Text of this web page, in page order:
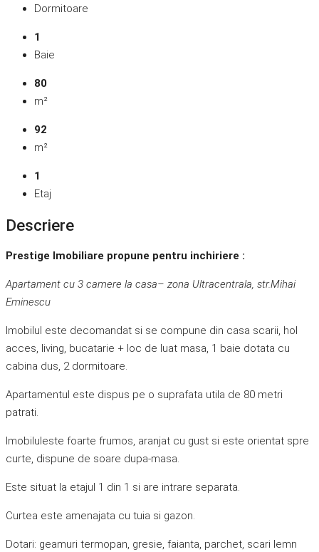
Dormitoare
1
Baie
80
m²
92
m²
1
Etaj
Descriere
Prestige Imobiliare propune pentru inchiriere :
Apartament cu 3 camere la casa– zona Ultracentrala, str.Mihai
Eminescu
Imobilul este decomandat si se compune din casa scarii, hol
acces, living, bucatarie + loc de luat masa, 1 baie dotata cu
cabina dus, 2 dormitoare.
Apartamentul este dispus pe o suprafata utila de 80 metri
patrati.
Imobiluleste foarte frumos, aranjat cu gust si este orientat spre
curte, dispune de soare dupa-masa.
Este situat la etajul 1 din 1 si are intrare separata.
Curtea este amenajata cu tuia si gazon.
Dotari: geamuri termopan, gresie, faianta, parchet, scari lemn